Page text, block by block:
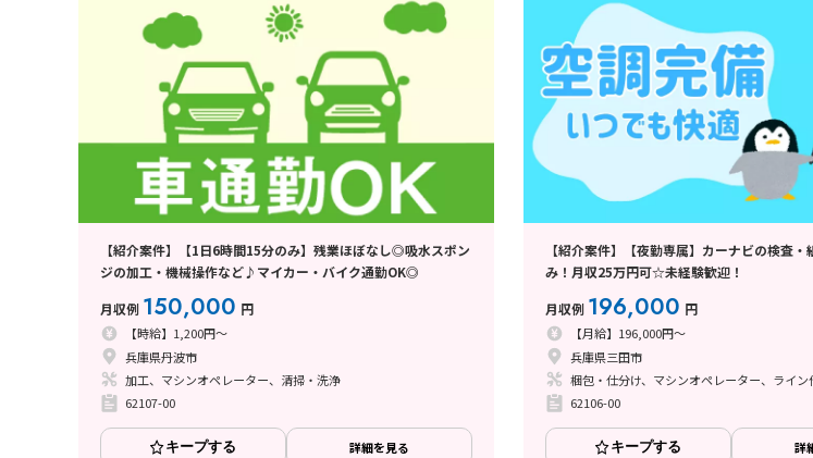
【紹介案件】【1日6時間15分のみ】残業ほぼなし◎吸水スポン
ジの加工・機械操作など♪マイカー・バイク通勤OK◎
月収例 150,000 円
【時給】1,200円～
兵庫県丹波市
加工、マシンオペレーター、清掃・洗浄
62107-00
キープする 詳細を見る
【紹介案件】【夜勤専属】カーナビの検査
み！月収25万円可☆未経験歓迎！
月収例 196,000 円
【月給】196,000円～
兵庫県三田市
梱包・仕分け、マシンオペレーター、ライン
62106-00
キープする 詳